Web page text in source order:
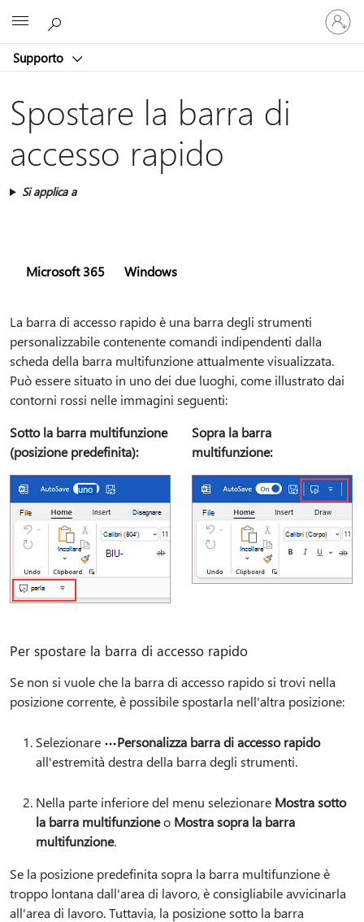
Supporto
Accedi
con
il
account
Spostare la barra di
accesso rapido
Si applica a
Microsoft 365 Windows
La barra di accesso rapido è una barra degli strumenti
personalizzabile contenente comandi indipendenti dalla
scheda della barra multifunzione attualmente visualizzata.
Può essere situato in uno dei due luoghi, come illustrato dai
contorni rossi nelle immagini seguenti:
Sotto la barra multifunzione
(posizione predefinita):
Sopra la barra
multifunzione:
Per spostare la barra di accesso rapido
Se non si vuole che la barra di accesso rapido si trovi nella
posizione corrente, è possibile spostarla nell'altra posizione:
Selezionare
Personalizza barra di accesso rapido
all'estremità destra della barra degli strumenti.
Nella parte inferiore del menu selezionare Mostra sotto
la barra multifunzioneo Mostra sopra la barra
multifunzione.
Se la posizione predefinita sopra la barra multifunzione è
troppo lontana dall'area di lavoro, è consigliabile avvicinarla
all'area di lavoro. Tuttavia, la posizione sotto la barra